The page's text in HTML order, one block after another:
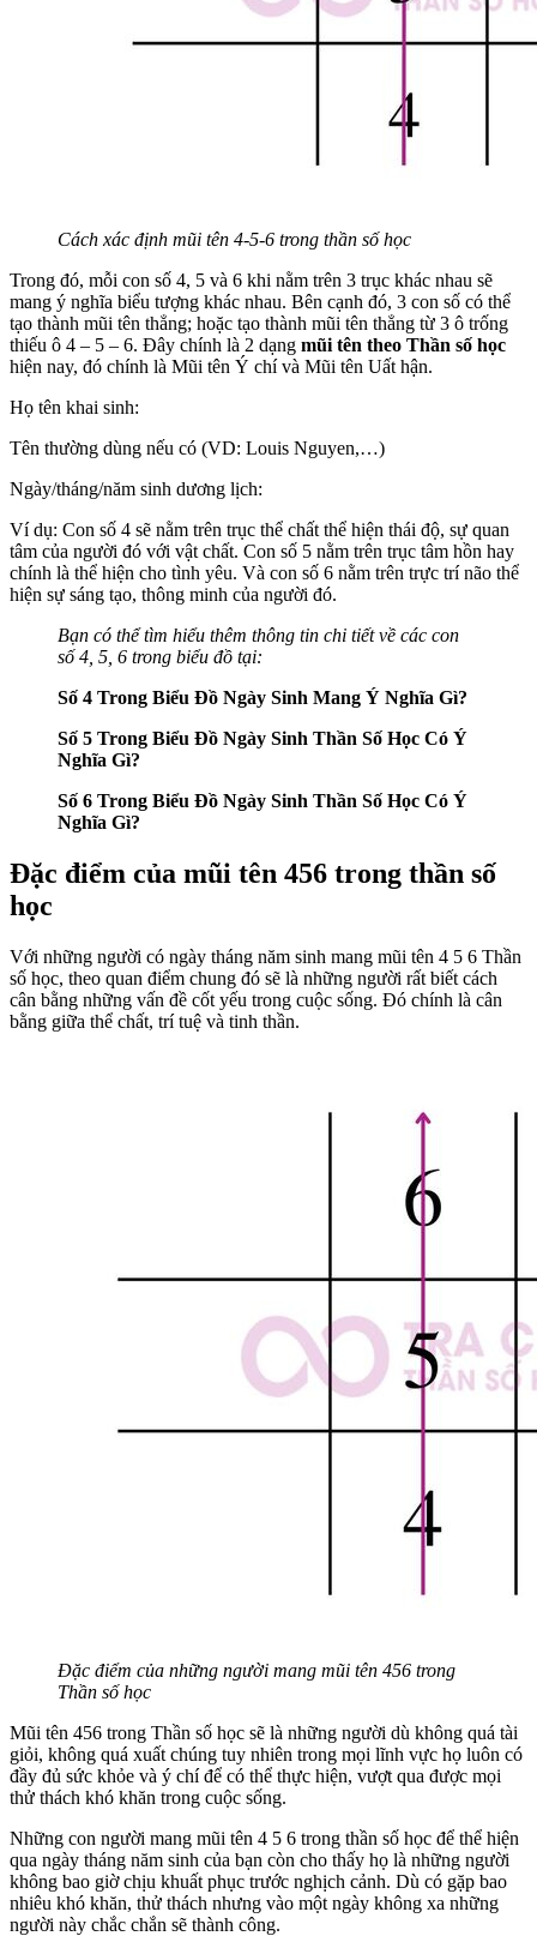
Cách xác định mũi tên 4-5-6 trong thần số học
Trong đó, mỗi con số 4, 5 và 6 khi nằm trên 3 trục khác nhau sẽ
mang ý nghĩa biểu tượng khác nhau. Bên cạnh đó, 3 con số có thể
tạo thành mũi tên thẳng; hoặc tạo thành mũi tên thẳng từ 3 ô trống
thiếu ô 4 – 5 – 6. Đây chính là 2 dạng mũi tên theo Thần số học
hiện nay, đó chính là Mũi tên Ý chí và Mũi tên Uất hận.
Họ tên khai sinh:
Tên thường dùng nếu có (VD: Louis Nguyen,…)
Ngày/tháng/năm sinh dương lịch:
Ví dụ: Con số 4 sẽ nằm trên trục thể chất thể hiện thái độ, sự quan
tâm của người đó với vật chất. Con số 5 nằm trên trục tâm hồn hay
chính là thể hiện cho tình yêu. Và con số 6 nằm trên trực trí não thể
hiện sự sáng tạo, thông minh của người đó.
Bạn có thể tìm hiểu thêm thông tin chi tiết về các con
số 4, 5, 6 trong biểu đồ tại:
Số 4 Trong Biểu Đồ Ngày Sinh Mang Ý Nghĩa Gì?
Số 5 Trong Biểu Đồ Ngày Sinh Thần Số Học Có Ý
Nghĩa Gì?
Số 6 Trong Biểu Đồ Ngày Sinh Thần Số Học Có Ý
Nghĩa Gì?
Đặc điểm của mũi tên 456 trong thần số
học
Với những người có ngày tháng năm sinh mang mũi tên 4 5 6 Thần
số học, theo quan điểm chung đó sẽ là những người rất biết cách
cân bằng những vấn đề cốt yếu trong cuộc sống. Đó chính là cân
bằng giữa thể chất, trí tuệ và tinh thần.
Đặc điểm của những người mang mũi tên 456 trong
Thần số học
Mũi tên 456 trong Thần số học sẽ là những người dù không quá tài
giỏi, không quá xuất chúng tuy nhiên trong mọi lĩnh vực họ luôn có
đầy đủ sức khỏe và ý chí để có thể thực hiện, vượt qua được mọi
thử thách khó khăn trong cuộc sống.
Những con người mang mũi tên 4 5 6 trong thần số học để thể hiện
qua ngày tháng năm sinh của bạn còn cho thấy họ là những người
không bao giờ chịu khuất phục trước nghịch cảnh. Dù có gặp bao
nhiêu khó khăn, thử thách nhưng vào một ngày không xa những
người này chắc chắn sẽ thành công.